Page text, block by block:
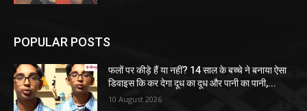
POPULAR POSTS
फलों पर कीड़े हैं या नहीं? 14 साल के बच्चे ने बनाया ऐसा
डिवाइस कि कर देगा दूध का दूध और पानी का पानी,...
10 August 2026